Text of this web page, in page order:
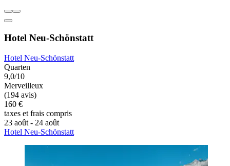
Hotel Neu-Schönstatt
Hotel Neu-Schönstatt
Quarten
9,0/10
Merveilleux
(194 avis)
160 €
taxes et frais compris
23 août - 24 août
Hotel Neu-Schönstatt